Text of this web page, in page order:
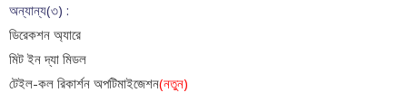
অন্যান্য(৩) :
ডিরেকশন অ্যারে
মিট ইন দ্যা মিডল
টেইল-কল রিকার্শন অপটিমাইজেশন(নতুন)